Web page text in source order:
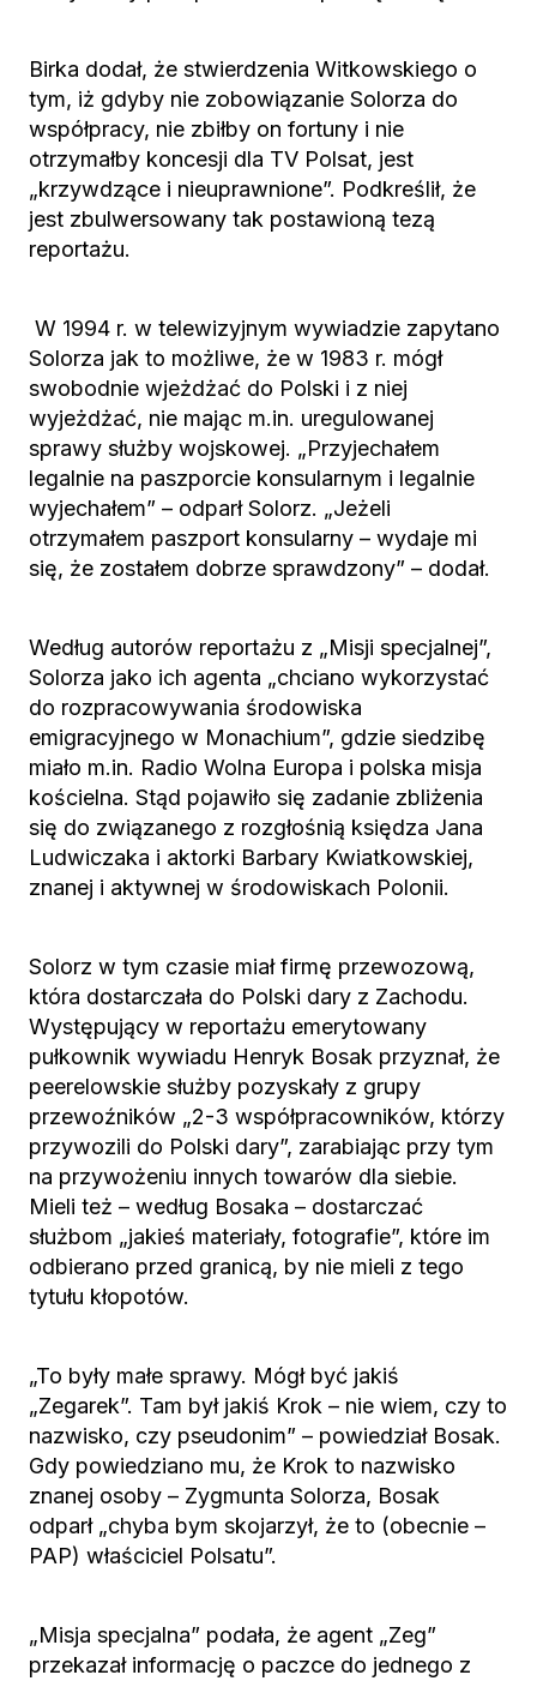
Birka dodał, że stwierdzenia Witkowskiego o
tym, iż gdyby nie zobowiązanie Solorza do
współpracy, nie zbiłby on fortuny i nie
otrzymałby koncesji dla TV Polsat, jest
„krzywdzące i nieuprawnione”. Podkreślił, że
jest zbulwersowany tak postawioną tezą
reportażu.
W 1994 r. w telewizyjnym wywiadzie zapytano
Solorza jak to możliwe, że w 1983 r. mógł
swobodnie wjeżdżać do Polski i z niej
wyjeżdżać, nie mając m.in. uregulowanej
sprawy służby wojskowej. „Przyjechałem
legalnie na paszporcie konsularnym i legalnie
wyjechałem” – odparł Solorz. „Jeżeli
otrzymałem paszport konsularny – wydaje mi
się, że zostałem dobrze sprawdzony” – dodał.
Według autorów reportażu z „Misji specjalnej”,
Solorza jako ich agenta „chciano wykorzystać
do rozpracowywania środowiska
emigracyjnego w Monachium”, gdzie siedzibę
miało m.in. Radio Wolna Europa i polska misja
kościelna. Stąd pojawiło się zadanie zbliżenia
się do związanego z rozgłośnią księdza Jana
Ludwiczaka i aktorki Barbary Kwiatkowskiej,
znanej i aktywnej w środowiskach Polonii.
Solorz w tym czasie miał firmę przewozową,
która dostarczała do Polski dary z Zachodu.
Występujący w reportażu emerytowany
pułkownik wywiadu Henryk Bosak przyznał, że
peerelowskie służby pozyskały z grupy
przewoźników „2-3 współpracowników, którzy
przywozili do Polski dary”, zarabiając przy tym
na przywożeniu innych towarów dla siebie.
Mieli też – według Bosaka – dostarczać
służbom „jakieś materiały, fotografie”, które im
odbierano przed granicą, by nie mieli z tego
tytułu kłopotów.
„To były małe sprawy. Mógł być jakiś
„Zegarek”. Tam był jakiś Krok – nie wiem, czy to
nazwisko, czy pseudonim” – powiedział Bosak.
Gdy powiedziano mu, że Krok to nazwisko
znanej osoby – Zygmunta Solorza, Bosak
odparł „chyba bym skojarzył, że to (obecnie –
PAP) właściciel Polsatu”.
„Misja specjalna” podała, że agent „Zeg”
przekazał informację o paczce do jednego z